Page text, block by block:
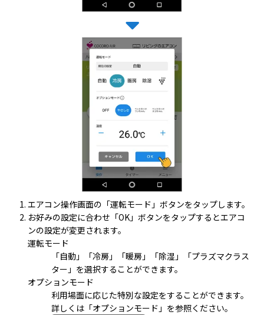
エアコン操作画面の「運転モード」ボタンをタップします。
お好みの設定に合わせ「OK」ボタンをタップするとエアコ
ンの設定が変更されます。
運転モード
「自動」「冷房」「暖房」「除湿」「プラズマクラス
ター」を選択することができます。
オプションモード
利用場面に応じた特別な設定をすることができます。
詳しくは「オプションモード」を参照ください。